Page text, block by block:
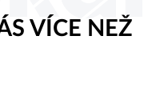
VÍCE NEŽ